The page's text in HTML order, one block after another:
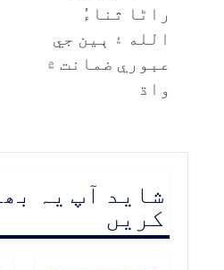
راڻا ثناءُ
الله ۽ ٻين جي
عبوري ضمانت ۾
واڌ
شاید آپ یہ
کریں